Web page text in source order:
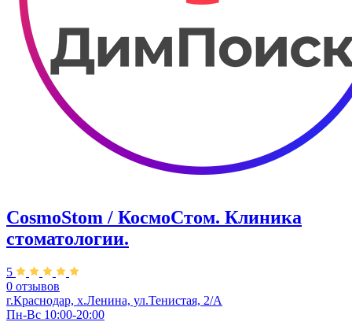
CosmoStom / КосмоСтом. Клиника
стоматологии.
5
0 отзывов
г.Краснодар, х.Ленина, ул.Тенистая, 2/А
Пн-Вс 10:00-20:00